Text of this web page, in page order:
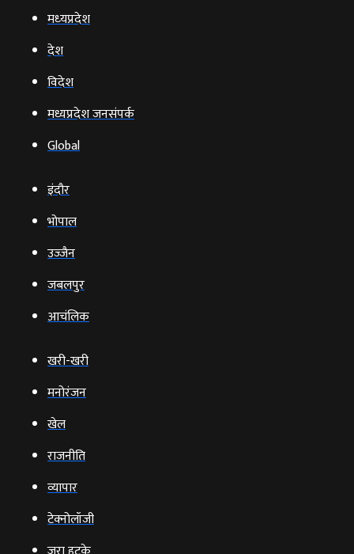
मध्‍यप्रदेश
देश
विदेश
मध्यप्रदेश जनसंपर्क
Global
इंदौर
भोपाल
उज्‍जैन
जबलपुर
आचंलिक
खरी-खरी
मनोरंजन
खेल
राजनीति
व्‍यापार
टेक्‍नोलॉजी